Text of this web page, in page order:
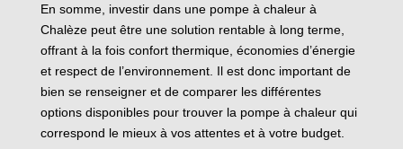
En somme, investir dans une pompe à chaleur à
Chalèze peut être une solution rentable à long terme,
offrant à la fois confort thermique, économies d’énergie
et respect de l’environnement. Il est donc important de
bien se renseigner et de comparer les différentes
options disponibles pour trouver la pompe à chaleur qui
correspond le mieux à vos attentes et à votre budget.